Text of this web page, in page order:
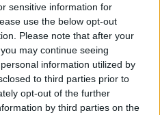
sensitive information for
use the below opt-out
Please note that after your
may continue seeing
information utilized by
to third parties prior to
opt-out of the further
by third parties on the